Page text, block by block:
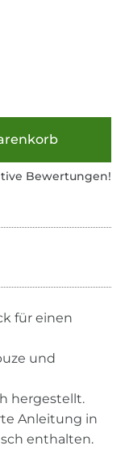
Bewertungen!
für einen
und
hergestellt.
Anleitung in
enthalten.